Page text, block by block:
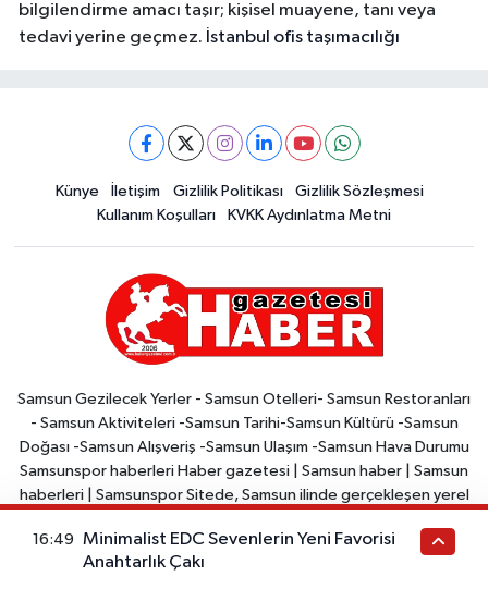
bilgilendirme amacı taşır; kişisel muayene, tanı veya
tedavi yerine geçmez. İstanbul ofis taşımacılığı
Künye İletişim Gizlilik Politikası
Gizlilik Sözleşmesi
Kullanım Koşulları
KVKK Aydınlatma Metni
Samsun Gezilecek Yerler - Samsun Otelleri- Samsun Restoranları
- Samsun Aktiviteleri -Samsun Tarihi-Samsun Kültürü -Samsun
Doğası -Samsun Alışveriş -Samsun Ulaşım -Samsun Hava Durumu
Samsunspor haberleri Haber gazetesi | Samsun haber | Samsun
haberleri | Samsunspor Sitede, Samsun ilinde gerçekleşen yerel
almaktadır. Samsun Haber, Samsun'da yaşayan ve Samsun ile ilgili
haberleri takip etmek isteyenler için bir kaynaktır. Site, arama
16:49
Minimalist EDC Sevenlerin Yeni Favorisi
Anahtarlık Çakı